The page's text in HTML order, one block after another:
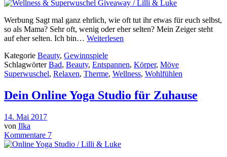
Werbung Sagt mal ganz ehrlich, wie oft tut ihr etwas für euch selbst,
so als Mama? Sehr oft, wenig oder eher selten? Mein Zeiger steht
auf eher selten. Ich bin… Weiterlesen
Kategorie Beauty, Gewinnspiele
SchlagwörterBad, Beauty, Entspannen, Körper, Möve
Superwuschel, Relaxen, Therme, Wellness, Wohlfühlen
Dein Online Yoga Studio für Zuhause
14. Mai 2017
von Ilka
Kommentare 7